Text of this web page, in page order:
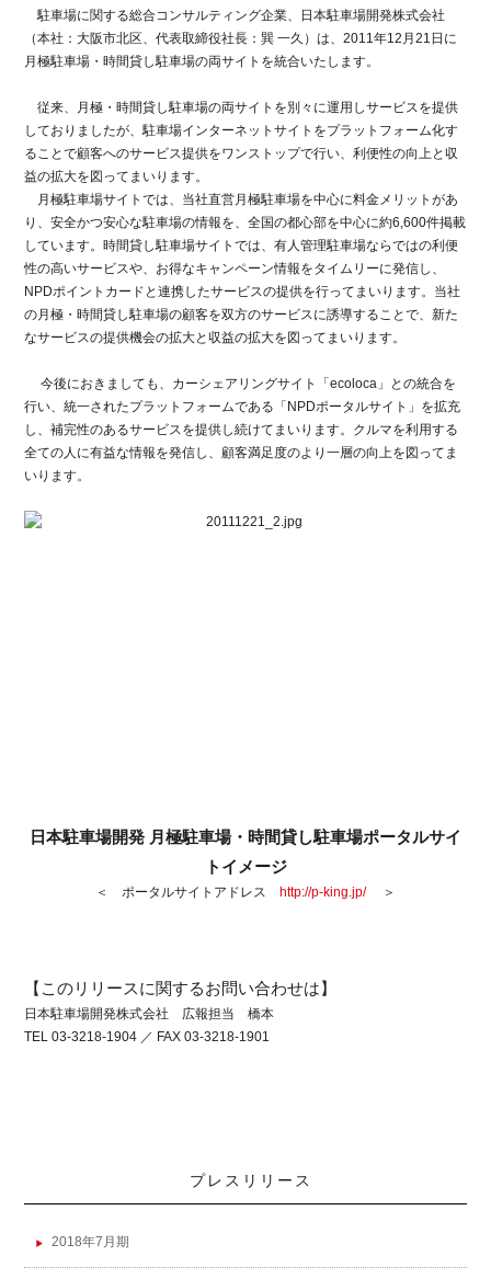
駐車場に関する総合コンサルティング企業、日本駐車場開発株式会社
（本社：大阪市北区、代表取締役社長：巽 一久）は、2011年12月21日に
月極駐車場・時間貸し駐車場の両サイトを統合いたします。
従来、月極・時間貸し駐車場の両サイトを別々に運用しサービスを提供
しておりましたが、駐車場インターネットサイトをプラットフォーム化す
ることで顧客へのサービス提供をワンストップで行い、利便性の向上と収
益の拡大を図ってまいります。
月極駐車場サイトでは、当社直営月極駐車場を中心に料金メリットがあ
り、安全かつ安心な駐車場の情報を、全国の都心部を中心に約6,600件掲載
しています。時間貸し駐車場サイトでは、有人管理駐車場ならではの利便
性の高いサービスや、お得なキャンペーン情報をタイムリーに発信し、
NPDポイントカードと連携したサービスの提供を行ってまいります。当社
の月極・時間貸し駐車場の顧客を双方のサービスに誘導することで、新た
なサービスの提供機会の拡大と収益の拡大を図ってまいります。
今後におきましても、カーシェアリングサイト「ecoloca」との統合を
行い、統一されたプラットフォームである「NPDポータルサイト」を拡充
し、補完性のあるサービスを提供し続けてまいります。クルマを利用する
全ての人に有益な情報を発信し、顧客満足度のより一層の向上を図ってま
いります。
日本駐車場開発 月極駐車場・時間貸し駐車場ポータルサイ
トイメージ
＜ ポータルサイトアドレス http://p-king.jp/＞
【このリリースに関するお問い合わせは】
日本駐車場開発株式会社 広報担当 橋本
TEL 03-3218-1904 ／ FAX 03-3218-1901
プレスリリース
2018年7月期